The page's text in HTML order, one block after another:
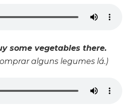
some vegetables there.
alguns legumes lá.)